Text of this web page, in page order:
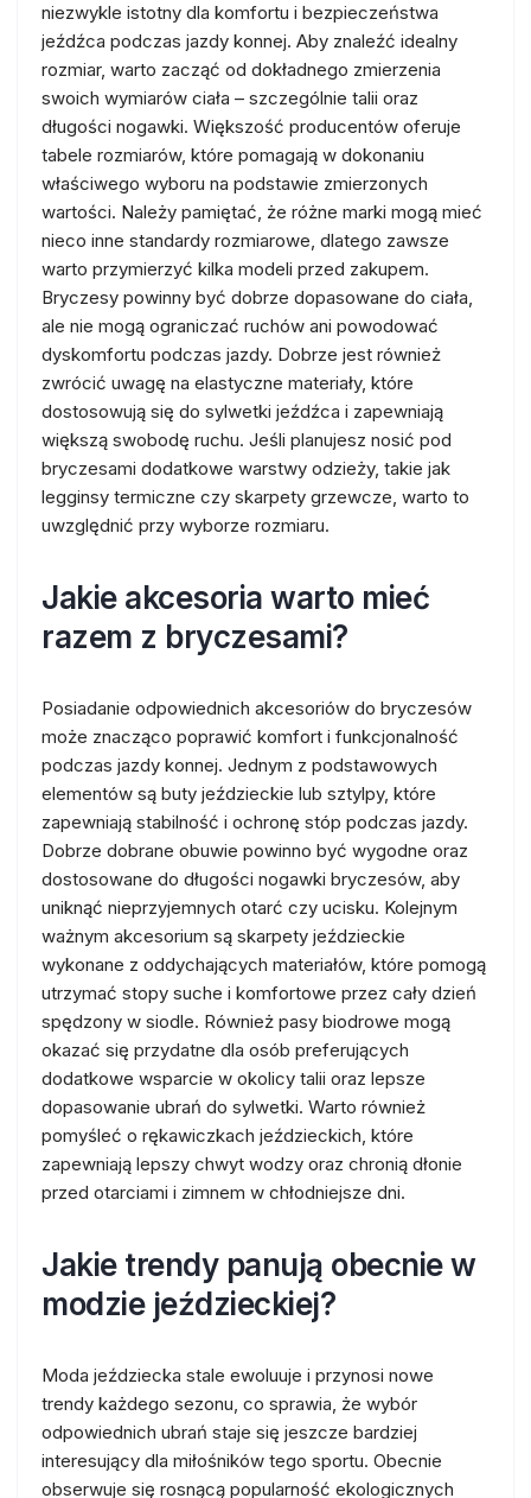
niezwykle istotny dla komfortu i bezpieczeństwa
jeźdźca podczas jazdy konnej. Aby znaleźć idealny
rozmiar, warto zacząć od dokładnego zmierzenia
swoich wymiarów ciała – szczególnie talii oraz
długości nogawki. Większość producentów oferuje
tabele rozmiarów, które pomagają w dokonaniu
właściwego wyboru na podstawie zmierzonych
wartości. Należy pamiętać, że różne marki mogą mieć
nieco inne standardy rozmiarowe, dlatego zawsze
warto przymierzyć kilka modeli przed zakupem.
Bryczesy powinny być dobrze dopasowane do ciała,
ale nie mogą ograniczać ruchów ani powodować
dyskomfortu podczas jazdy. Dobrze jest również
zwrócić uwagę na elastyczne materiały, które
dostosowują się do sylwetki jeźdźca i zapewniają
większą swobodę ruchu. Jeśli planujesz nosić pod
bryczesami dodatkowe warstwy odzieży, takie jak
legginsy termiczne czy skarpety grzewcze, warto to
uwzględnić przy wyborze rozmiaru.
Jakie akcesoria warto mieć
razem z bryczesami?
Posiadanie odpowiednich akcesoriów do bryczesów
może znacząco poprawić komfort i funkcjonalność
podczas jazdy konnej. Jednym z podstawowych
elementów są buty jeździeckie lub sztylpy, które
zapewniają stabilność i ochronę stóp podczas jazdy.
Dobrze dobrane obuwie powinno być wygodne oraz
dostosowane do długości nogawki bryczesów, aby
uniknąć nieprzyjemnych otarć czy ucisku. Kolejnym
ważnym akcesorium są skarpety jeździeckie
wykonane z oddychających materiałów, które pomogą
utrzymać stopy suche i komfortowe przez cały dzień
spędzony w siodle. Również pasy biodrowe mogą
okazać się przydatne dla osób preferujących
dodatkowe wsparcie w okolicy talii oraz lepsze
dopasowanie ubrań do sylwetki. Warto również
pomyśleć o rękawiczkach jeździeckich, które
zapewniają lepszy chwyt wodzy oraz chronią dłonie
przed otarciami i zimnem w chłodniejsze dni.
Jakie trendy panują obecnie w
modzie jeździeckiej?
Moda jeździecka stale ewoluuje i przynosi nowe
trendy każdego sezonu, co sprawia, że wybór
odpowiednich ubrań staje się jeszcze bardziej
interesujący dla miłośników tego sportu. Obecnie
obserwuje się rosnącą popularność ekologicznych